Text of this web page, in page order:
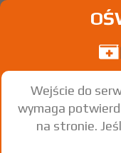
Wejście do
wymaga
na stronie.